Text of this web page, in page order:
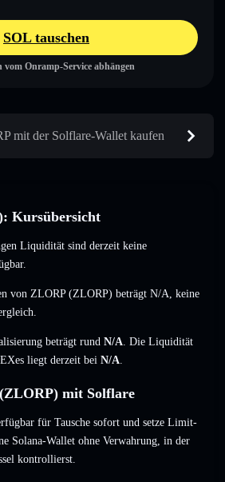
SOL tauschen
vom Onramp-Service abhängen
mit der Solflare-Wallet kaufen
Kursübersicht
Liquidität sind derzeit keine
von ZLORP (ZLORP) beträgt N/A, keine
beträgt rund N/A. Die Liquidität
liegt derzeit bei N/A.
mit Solflare
für Tausche sofort und setze Limit-
Solana-Wallet ohne Verwahrung, in der
kontrollierst.